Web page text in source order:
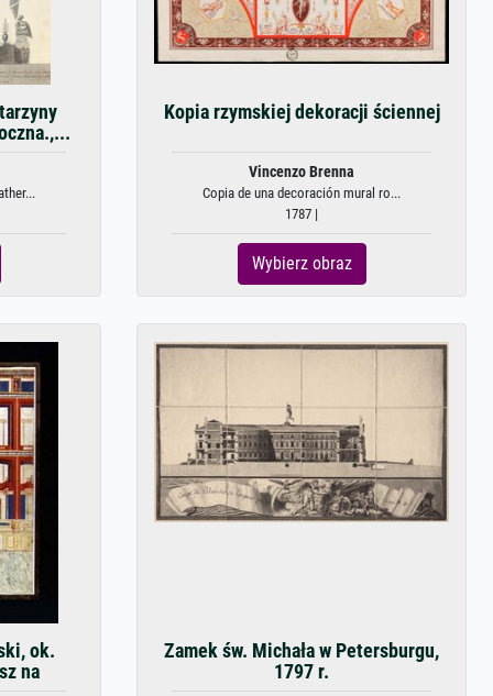
Kopia rzymskiej dekoracji ściennej
Vincenzo Brenna
Copia de una decoración mural ro...
1787 |
Wybierz obraz
ok.
na
Zamek św. Michała w Petersburgu,
1797 r.